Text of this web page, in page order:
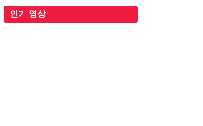
인기 영상